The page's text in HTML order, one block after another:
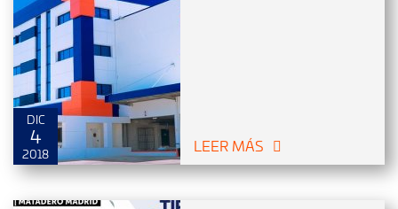
DIC
4
2018 LEER MÁS